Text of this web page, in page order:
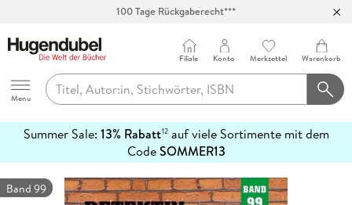
100 Tage Rückgaberecht***
Hugendubel
Menu
Filiale Konto Merkzettel Warenkorb
Summer Sale: 13% Rabatt12auf viele Sortimente mit dem
CodeSOMMER13
erfahren
Band 99